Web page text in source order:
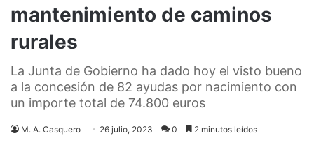
mantenimiento de caminos
rurales
La Junta de Gobierno ha dado hoy el visto bueno
a la concesión de 82 ayudas por nacimiento con
un importe total de 74.800 euros
M. A. Casquero 26 julio, 2023 0 2 minutos leídos